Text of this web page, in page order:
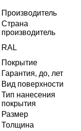
Производитель
Страна
производитель
RAL
Покрытие
Гарантия, до, лет
Вид поверхности
Тип нанесения
покрытия
Размер
Толщина